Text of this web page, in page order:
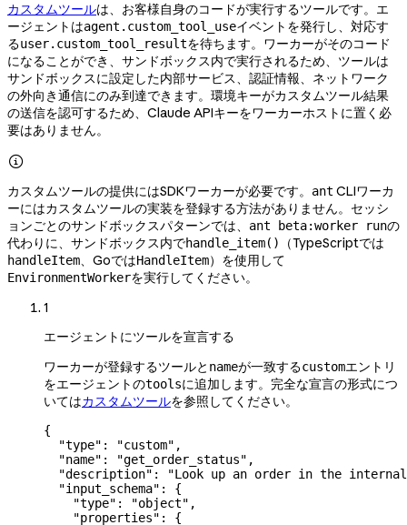
カスタムツールは、お客様自身のコードが実行するツールです。エ
ージェントはagent.custom_tool_useイベントを発行し、対応す
るuser.custom_tool_resultを待ちます。ワーカーがそのコード
になることができ、サンドボックス内で実行されるため、ツールは
サンドボックスに設定した内部サービス、認証情報、ネットワーク
の外向き通信にのみ到達できます。環境キーがカスタムツール結果
の送信を認可するため、Claude APIキーをワーカーホストに置く必
要はありません。

カスタムツールの提供にはSDKワーカーが必要です。 ant CLIワーカ
ーにはカスタムツールの実装を登録する方法がありません。セッシ
ョンごとのサンドボックスパターンでは、
ant beta:worker runの
代わりに、サンドボックス内でhandle_item() （TypeScriptでは
handleItem、GoではHandleItem）を使用して
EnvironmentWorkerを実行してください。
1
エージェントにツールを宣言する
ワーカーが登録するツールと nameが一致するcustomエントリ
をエージェントのtoolsに追加します。完全な宣言の形式につ
いてはカスタムツールを参照してください。
{
  "type"
: "custom" ,
  "name"
: "get_order_status" ,
  "description"
:
"Look up an order in the
  "input_schema"
: {
    "type"
: "object" ,
    "properties"
: {